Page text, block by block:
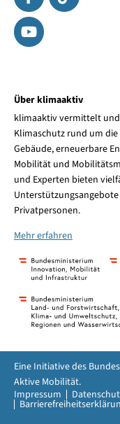
Über klimaaktiv
klimaaktiv vermittelt und
Klimaschutz rund um
Gebäude, erneuerbare
Mobilität und
und Experten bieten
Privatpersonen.
Mehr erfahren
Impressum
Eine Initiative des
Aktive Mobilität.